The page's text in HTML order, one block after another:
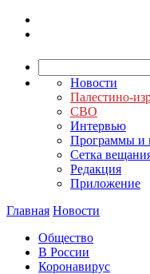
Новости
Палестино-
СВО
Интервью
Программы и
Сетка
Редакция
Приложение
Главная Новости
Общество
В России
Коронавирус